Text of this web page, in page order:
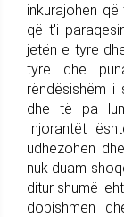
inkurajohen që
që t'i
jetën e tyre
tyre dhe
rëndësishëm i
dhe të pa
Injorantët
udhëzohen
nuk duam
ditur shumë
dobishmen